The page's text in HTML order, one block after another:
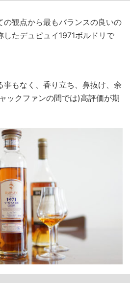
の観点から最もバランスの良いの
したデュピュイ1971ボルドリで
事もなく、香り立ち、鼻抜け、余
ックファンの間では)高評価が期